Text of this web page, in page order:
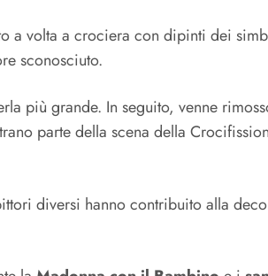
a volta a crociera con dipinti dei
sconosciuto.
più grande. In seguito, venne
parte della scena della
diversi hanno contribuito alla